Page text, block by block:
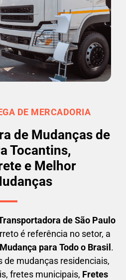
DE MERCADORIA
de Mudanças de
Tocantins,
e Melhor
de São Paulo
é referência no setor, a
para Todo o Brasil.
de mudanças residenciais,
fretes municipais, Fretes